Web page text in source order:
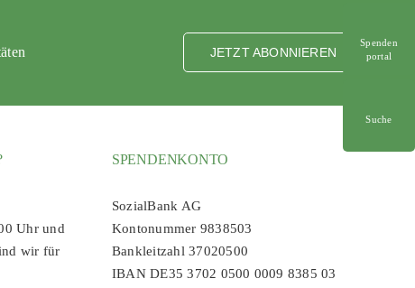
Spenden
portal
Suche
JETZT ABONNIEREN
Uhr und
wir für
SPENDENKONTO
SozialBank AG
Kontonummer 9838503
Bankleitzahl 37020500
IBAN DE35 3702 0500 0009 8385 03